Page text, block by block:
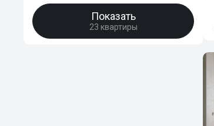
Показать
23 квартиры